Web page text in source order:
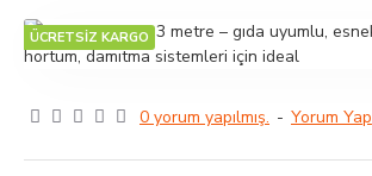
ÜCRETSİZ KARGO
0 yorum yapılmış. - Yorum Yap